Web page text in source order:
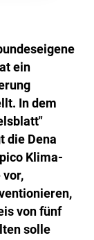
ein
In dem
die Dena
Klima-
vor,
von fünf
solle